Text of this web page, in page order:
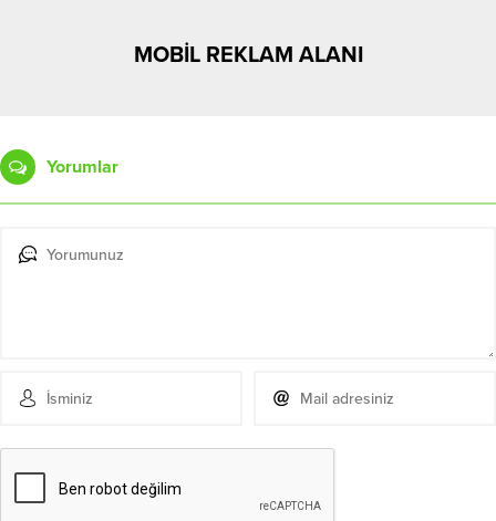
MOBİL REKLAM ALANI
Yorumlar